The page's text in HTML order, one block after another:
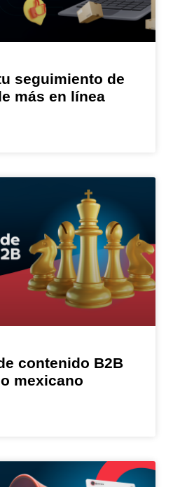
seguimiento de
más en línea
contenido B2B
mexicano